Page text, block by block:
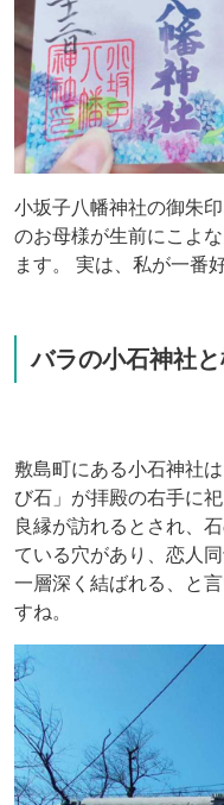
小坂子八幡神社の御朱
のお母様が生前にこよ
ます。 実は、私が一番
バラの小石神社
敷島町にある小石神社
び石」が拝殿の右手に
良縁が訪れるとされ、
ている穴があり、恋人
一層深く結ばれる、と
すね。